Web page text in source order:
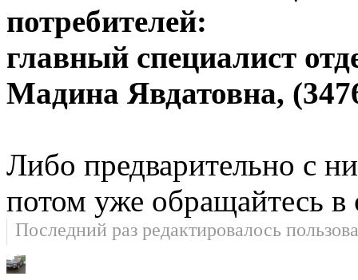
потребителей:
главный специалист
Мадина Явдатовна,
Либо предварительно с
потом уже обращайтесь в
Последний раз редактировалось